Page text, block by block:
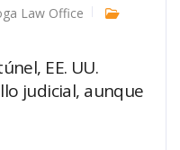
Law Office
EE. UU.
judicial, aunque